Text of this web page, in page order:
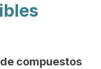
compuestos